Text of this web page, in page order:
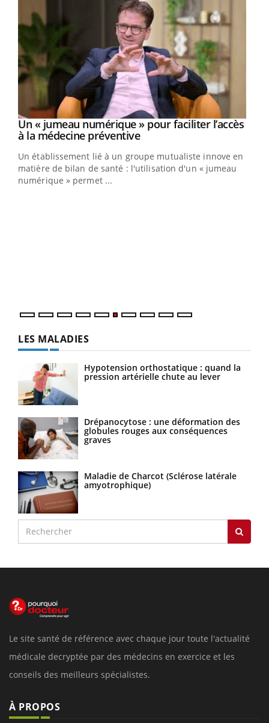
Youtube
Un « jumeau numérique » pour faciliter l’accès
à la médecine préventiveYoutube
Un établissement lié à un groupe mutualiste innove en
matière de bilan de santé : l'utilisation d'un « jumeau
numérique » permet ...
LES MALADIES
Hypotension orthostatique : quand la
pression artérielle chute au lever
Drépanocytose : une déformation des
globules rouges aux conséquences
graves
Maladie de Charcot (Sclérose latérale
amyotrophique)
Le site santé de référence avec chaque jour toute l'actualité
médicale decryptée par des médecins en exercice et les
conseils des meilleurs spécialistes.
À PROPOS